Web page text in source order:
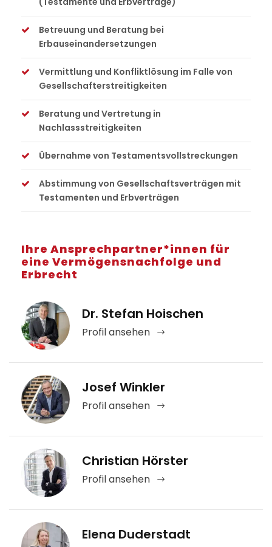
Betreuung und Beratung bei
Erbauseinandersetzungen
Vermittlung und Konfliktlösung im Falle von
Gesellschafterstreitigkeiten
Beratung und Vertretung in
Nachlassstreitigkeiten
Übernahme von Testamentsvollstreckungen
Abstimmung von Gesellschaftsverträgen mit
Testamenten und Erbverträgen
Ihre Ansprechpartner*innen für
eine Vermögensnachfolge und
Erbrecht
Dr. Stefan Hoischen
Profil ansehen
Josef Winkler
Profil ansehen
Christian Hörster
Profil ansehen
Elena Duderstadt